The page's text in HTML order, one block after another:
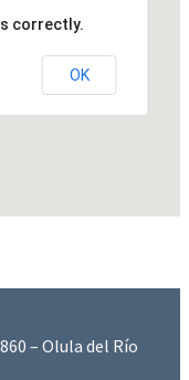
correctly.
OK
– Olula del Río